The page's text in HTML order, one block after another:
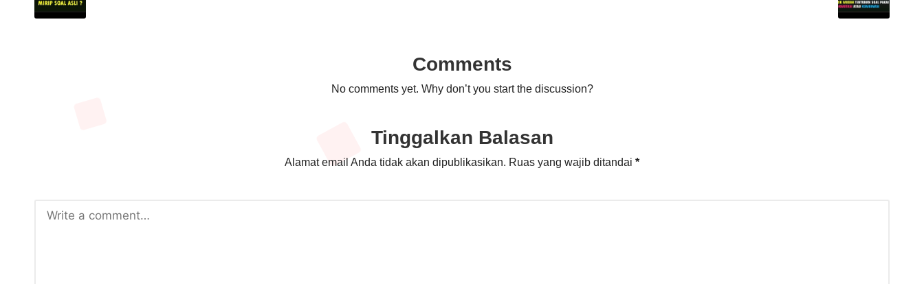
Comments
No comments yet. Why don’t you start the discussion?
Tinggalkan Balasan
Alamat email Anda tidak akan dipublikasikan. Ruas yang wajib ditandai *